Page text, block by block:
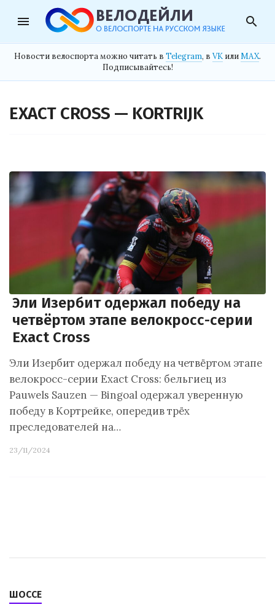
menu search
Новости велоспорта можно читать в Telegram, в VK илиMAX.
Подписывайтесь!
EXACT CROSS — KORTRIJK
Эли Изербит одержал победу на
четвёртом этапе велокросс-серии
Exact Cross
Эли Изербит одержал победу на четвёртом этапе
велокросс-серии Exact Cross: бельгиец из
Pauwels Sauzen — Bingoal одержал уверенную
победу в Кортрейке, опередив трёх
преследователей на…
23/11/2024
ШОССЕ